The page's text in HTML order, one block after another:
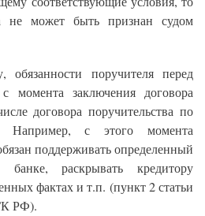
не может быть признан судом
поручителя перед
момента заключения договора
договора поручительства по
Например, с этого момента
поддерживать определенный
раскрывать кредитору
фактах и т.п. (пункт 2 статьи
РФ).